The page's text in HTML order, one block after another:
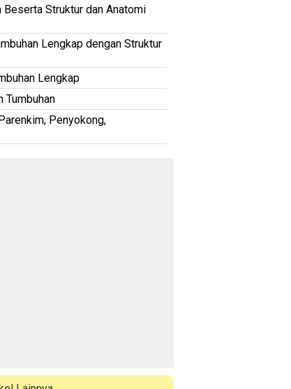
Struktur dan Anatomi
Lengkap dengan Struktur
Lengkap
Tumbuhan
Penyokong,